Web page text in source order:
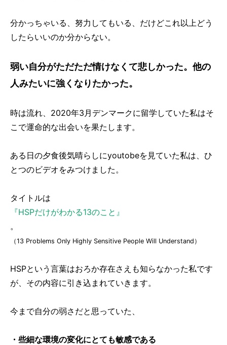
分かっちゃいる、努力してもいる、だけどこれ以上どう
したらいいのか分からない。
弱い自分がただただ情けなくて悲しかった。他の
人みたいに強くなりたかった。
時は流れ、2020年3月デンマークに留学していた私はそ
こで運命的な出会いを果たします。
ある日の夕食後気晴らしにyoutobeを見ていた私は、ひ
とつのビデオをみつけました。
タイトルは
『HSPだけがわかる13のこと』
。
（13 Problems Only Highly Sensitive People Will Understand）
HSPという言葉はおろか存在さえも知らなかった私です
が、その内容に引き込まれていきます。
今まで自分の弱さだと思っていた、
・些細な環境の変化にとても敏感である